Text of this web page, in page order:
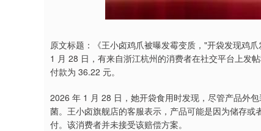
原文标题：《王小卤鸡爪被曝发霉变质，"开袋发现鸡
1 月 28 日，有来自浙江杭州的消费者在社交平台上发
付款为 36.22 元。
2026 年 1 月 28 日，她开袋食用时发现，尽管产品外
菌。王小卤旗舰店的客服表示，产品可能是因为储存
付。该消费者并未接受该赔偿方案。
深证成指 14311.01 200.89